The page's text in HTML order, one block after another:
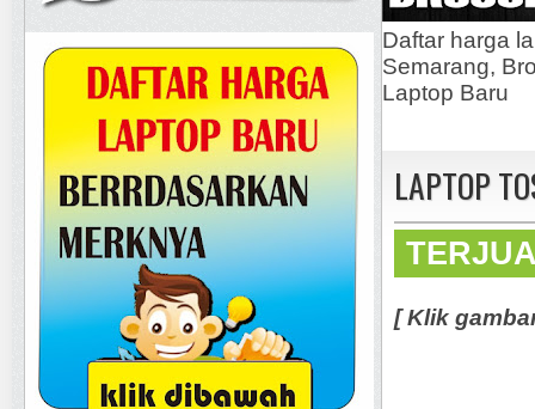
Daftar harga
Semarang,
Laptop Baru
LAPTOP
[ Klik